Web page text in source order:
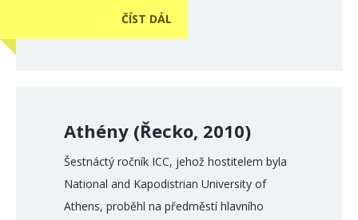
ČÍST DÁL
Athény (Řecko, 2010)
Šestnáctý ročník ICC, jehož hostitelem byla
National and Kapodistrian University of
Athens, proběhl na předměstí hlavního